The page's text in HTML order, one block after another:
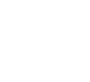
5 的平均評分（滿分 5 分）